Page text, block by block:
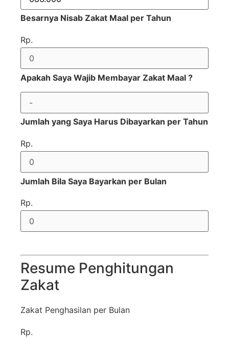
Besarnya Nisab Zakat Maal per Tahun
Rp.
Apakah Saya Wajib Membayar Zakat Maal ?
Jumlah yang Saya Harus Dibayarkan per Tahun
Rp.
Jumlah Bila Saya Bayarkan per Bulan
Rp.
Resume Penghitungan
Zakat
Zakat Penghasilan per Bulan
Rp.